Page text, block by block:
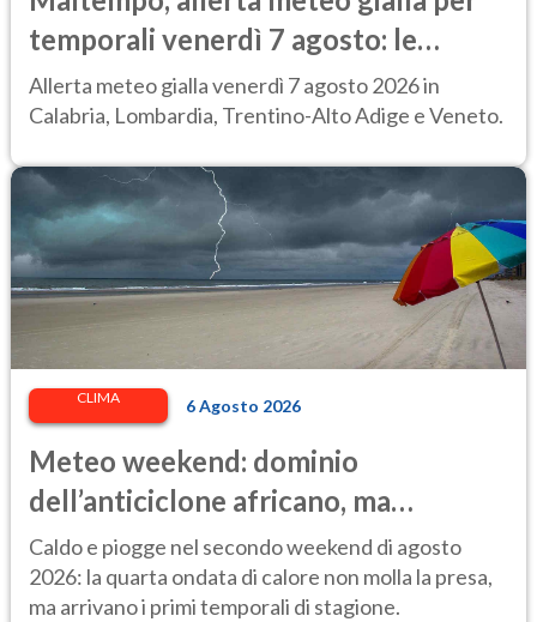
temporali venerdì 7 agosto: le
regioni colpite
Allerta meteo gialla venerdì 7 agosto 2026 in
Calabria, Lombardia, Trentino-Alto Adige e Veneto.
CLIMA 6 Agosto 2026
Meteo weekend: dominio
dell’anticiclone africano, ma
attenzione ai temporali intensi. Le
previsioni
Caldo e piogge nel secondo weekend di agosto
2026: la quarta ondata di calore non molla la presa,
ma arrivano i primi temporali di stagione.